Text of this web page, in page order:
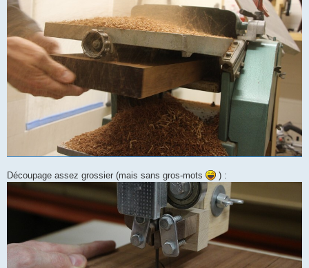
Découpage assez grossier (mais sans gros-mots ) :